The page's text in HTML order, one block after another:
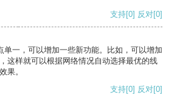
支持[0] 反对[0]
单一，可以增加一些新功能。比如，可以增加
这样就可以根据网络情况自动选择最优的线
果。
支持[0] 反对[0]